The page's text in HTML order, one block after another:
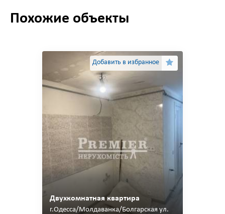
Похожие объекты
Добавить в избранное
Двухкомнатная квартира
г.Одесса/Молдаванка/Болгарская ул.